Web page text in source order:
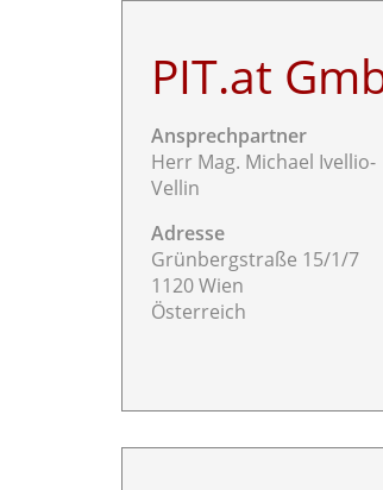
PIT.at
Ansprechpartner
Herr Mag. Michael Ivellio-
Vellin
Adresse
Grünbergstraße 15/1/7
1120 Wien
Österreich